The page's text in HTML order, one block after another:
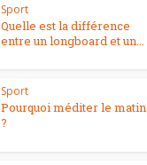
Sport
Quelle est la différence
entre un longboard et un...
Sport
Pourquoi méditer le matin
?